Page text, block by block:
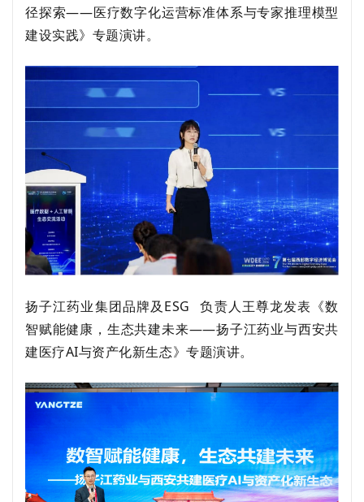
径探索——医疗数字化运营标准体系与专家推理模型
建设实践》专题演讲。
扬子江药业集团品牌及 ESG 负责人王尊龙发表 《数
智赋能健康，生态共建未来——扬子江药业与西安共
建医疗AI与资产化新生态》专题演讲。